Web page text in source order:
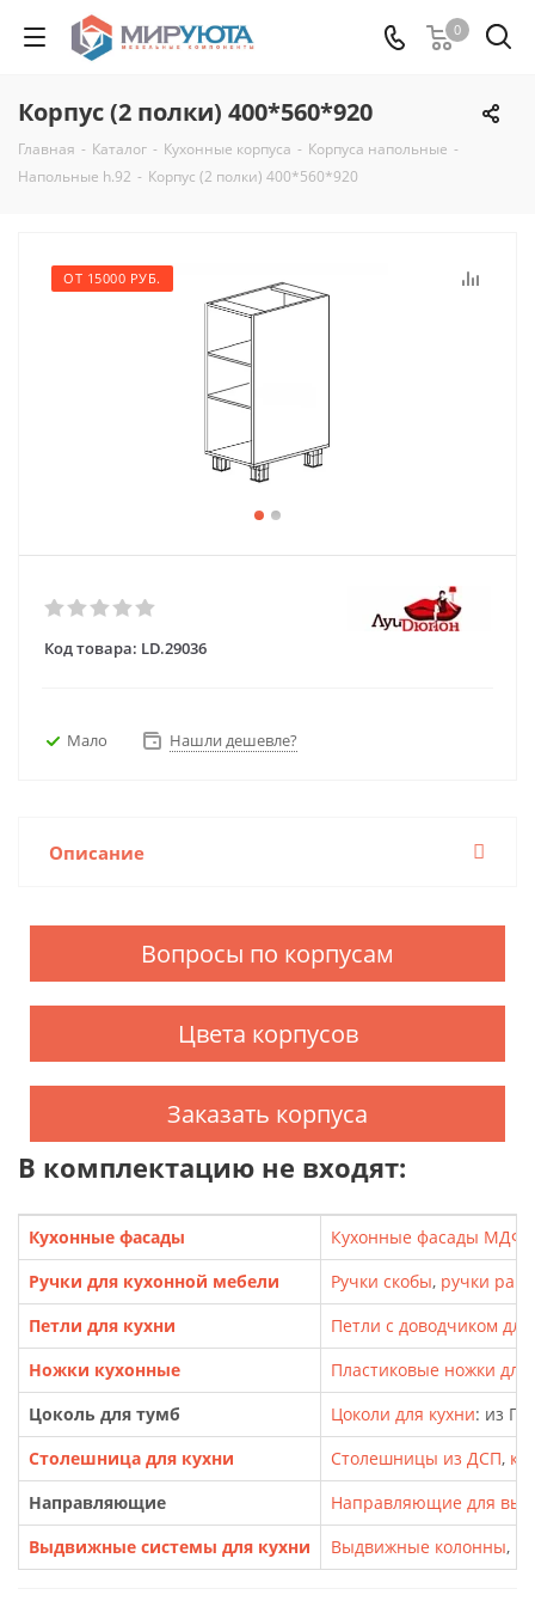
0
Корпус (2 полки) 400*560*920
Главная - Каталог - Кухонные корпуса - Корпуса напольные -
Напольные h.92 - Корпус (2 полки) 400*560*920
ОТ 15000 РУБ.
Код товара: LD.29036
Мало Нашли дешевле?
Описание
Вопросы по корпусам
Цвета корпусов
Заказать корпуса
В комплектацию не входят:
Кухонные фасады Кухонные фасады МДФ
Ручки для кухонной мебели
Ручки скобы, ручки
Петли для кухни
Петли с доводчиком для
Ножки кухонные
Пластиковые ножки
Цоколь для тумб
Цоколи для кухни: из
Столешница для кухни
Столешницы из ДСП,
Направляющие
Направляющие для
Выдвижные системы для кухни
Выдвижные колонны,